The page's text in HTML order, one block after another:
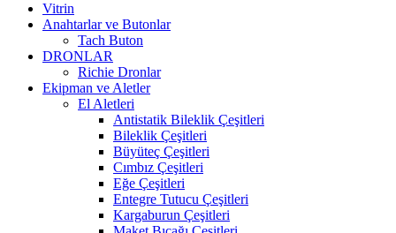
Vitrin
Anahtarlar ve Butonlar
Tach Buton
DRONLAR
Richie Dronlar
Ekipman ve Aletler
El Aletleri
Antistatik Bileklik Çeşitleri
Bileklik Çeşitleri
Büyüteç Çeşitleri
Cımbız Çeşitleri
Eğe Çeşitleri
Entegre Tutucu Çeşitleri
Kargaburun Çeşitleri